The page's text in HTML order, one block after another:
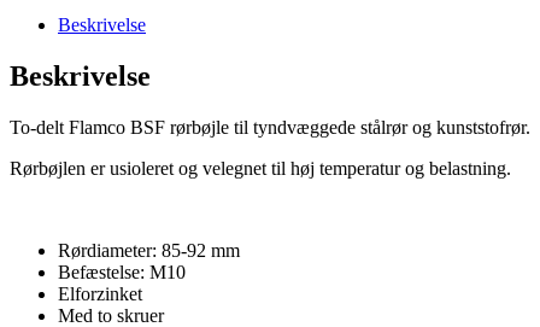
u/isolering
BSF
antal
Beskrivelse
Beskrivelse
To-delt Flamco BSF rørbøjle til tyndvæggede stålrør og kunststofrør.
Rørbøjlen er usioleret og velegnet til høj temperatur og belastning.
Rørdiameter: 85-92 mm
Befæstelse: M10
Elforzinket
Med to skruer